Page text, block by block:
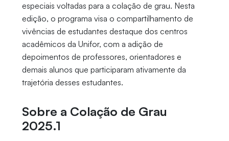
especiais voltadas para a colação de grau. Nesta
edição, o programa visa o compartilhamento de
vivências de estudantes destaque dos centros
acadêmicos da Unifor, com a adição de
depoimentos de professores, orientadores e
demais alunos que participaram ativamente da
trajetória desses estudantes.
Sobre a Colação de Grau
2025.1